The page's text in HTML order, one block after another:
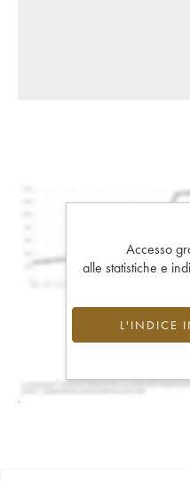
Accesso
alle statistiche e
L'INDICE